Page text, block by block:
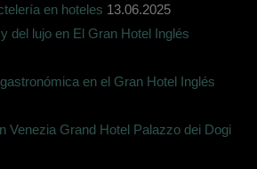
en hoteles 13.06.2025
del lujo en El Gran Hotel Inglés
en el Gran Hotel Inglés
Venezia Grand Hotel Palazzo dei Dogi